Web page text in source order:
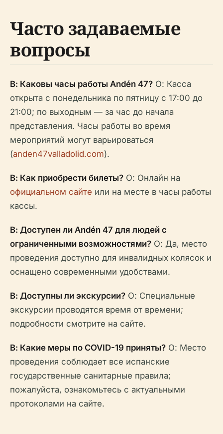
Часто задаваемые
вопросы
В: Каковы часы работы Andén 47? О: Касса
открыта с понедельника по пятницу с 17:00 до
21:00; по выходным — за час до начала
представления. Часы работы во время
мероприятий могут варьироваться
(anden47valladolid.com).
В: Как приобрести билеты? О: Онлайн на
официальном сайте или на месте в часы работы
кассы.
В: Доступен ли Andén 47 для людей с
ограниченными возможностями? О: Да, место
проведения доступно для инвалидных колясок и
оснащено современными удобствами.
В: Доступны ли экскурсии? О: Специальные
экскурсии проводятся время от времени;
подробности смотрите на сайте.
В: Какие меры по COVID-19 приняты? О: Место
проведения соблюдает все испанские
государственные санитарные правила;
пожалуйста, ознакомьтесь с актуальными
протоколами на сайте.